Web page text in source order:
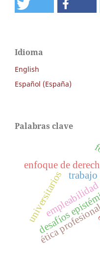
Idioma
English
Español (España)
Palabras clave
trabajo
ética
empleabilidad
desafíos
enfoque de
universitarios